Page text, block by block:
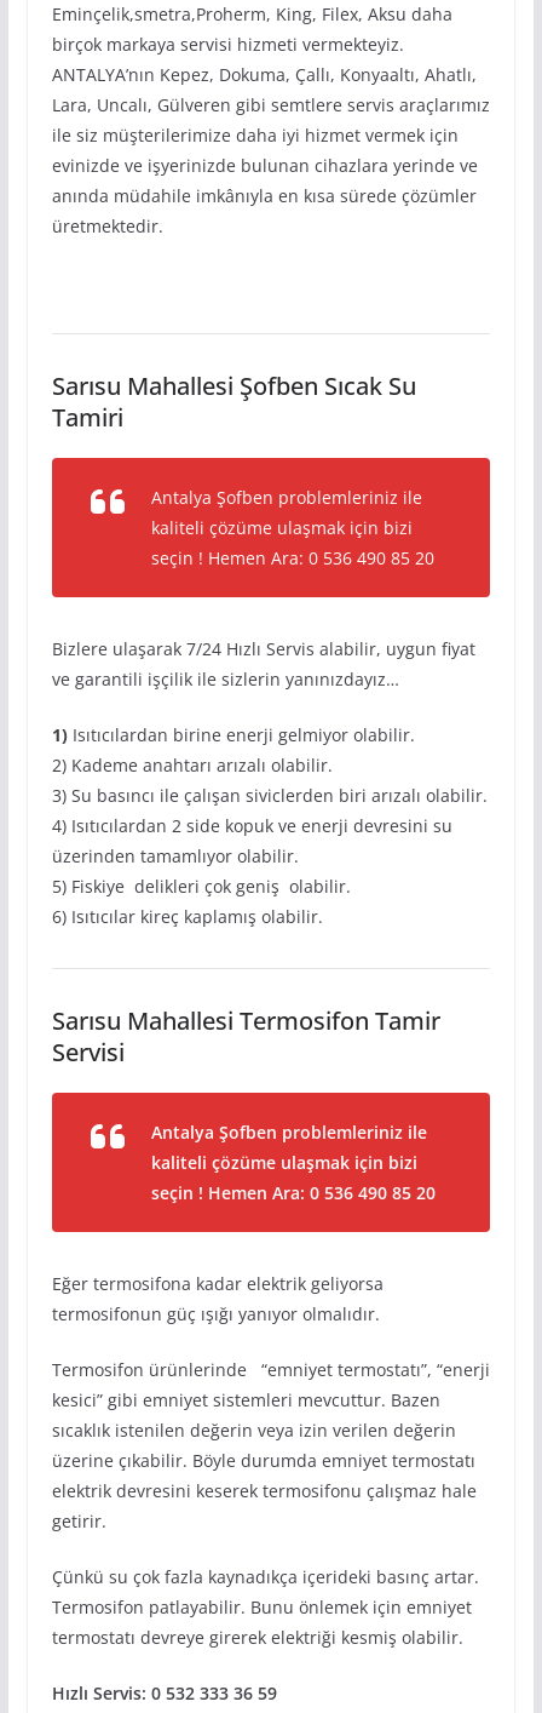
Eminçelik,smetra,Proherm, King, Filex, Aksu daha
birçok markaya servisi hizmeti vermekteyiz.
ANTALYA’nın Kepez, Dokuma, Çallı, Konyaaltı, Ahatlı,
Lara, Uncalı, Gülveren gibi semtlere servis araçlarımız
ile siz müşterilerimize daha iyi hizmet vermek için
evinizde ve işyerinizde bulunan cihazlara yerinde ve
anında müdahile imkânıyla en kısa sürede çözümler
üretmektedir.
Sarısu Mahallesi Şofben Sıcak Su
Tamiri
Antalya Şofben problemleriniz ile
kaliteli çözüme ulaşmak için bizi
seçin ! Hemen Ara: 0 536 490 85 20
Bizlere ulaşarak 7/24 Hızlı Servis alabilir, uygun fiyat
ve garantili işçilik ile sizlerin yanınızdayız…
1)Isıtıcılardan birine enerji gelmiyor olabilir.
2) Kademe anahtarı arızalı olabilir.
3) Su basıncı ile çalışan siviclerden biri arızalı olabilir.
4) Isıtıcılardan 2 side kopuk ve enerji devresini su
üzerinden tamamlıyor olabilir.
5) Fiskiye delikleri çok geniş olabilir.
6) Isıtıcılar kireç kaplamış olabilir.
Sarısu Mahallesi Termosifon Tamir
Servisi
Antalya Şofben problemleriniz ile
kaliteli çözüme ulaşmak için bizi
seçin ! Hemen Ara: 0 536 490 85 20
Eğer termosifona kadar elektrik geliyorsa
termosifonun güç ışığı yanıyor olmalıdır.
Termosifon ürünlerinde “emniyet termostatı”, “enerji
kesici” gibi emniyet sistemleri mevcuttur. Bazen
sıcaklık istenilen değerin veya izin verilen değerin
üzerine çıkabilir. Böyle durumda emniyet termostatı
elektrik devresini keserek termosifonu çalışmaz hale
getirir.
Çünkü su çok fazla kaynadıkça içerideki basınç artar.
Termosifon patlayabilir. Bunu önlemek için emniyet
termostatı devreye girerek elektriği kesmiş olabilir.
Hızlı Servis: 0 532 333 36 59